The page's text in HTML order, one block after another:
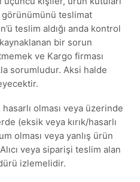
görünümünü teslimat
teslim aldığı anda kontrol
bir sorun
ve Kargo firması
sorumludur. Aksi halde
olması veya üzerinde
(eksik veya kırık/hasarlı
olması veya yanlış ürün
veya siparişi teslim alan
izlemelidir.